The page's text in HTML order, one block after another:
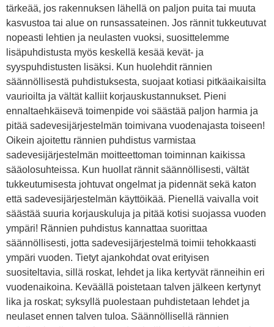
tärkeää, jos rakennuksen lähellä on paljon puita tai muuta
kasvustoa tai alue on runsassateinen. Jos rännit tukkeutuvat
nopeasti lehtien ja neulasten vuoksi, suosittelemme
lisäpuhdistusta myös keskellä kesää kevät- ja
syyspuhdistusten lisäksi. Kun huolehdit rännien
säännöllisestä puhdistuksesta, suojaat kotiasi pitkäaikaisilta
vaurioilta ja vältät kalliit korjauskustannukset. Pieni
ennaltaehkäisevä toimenpide voi säästää paljon harmia ja
pitää sadevesijärjestelmän toimivana vuodenajasta toiseen!
Oikein ajoitettu rännien puhdistus varmistaa
sadevesijärjestelmän moitteettoman toiminnan kaikissa
sääolosuhteissa. Kun huollat rännit säännöllisesti, vältät
tukkeutumisesta johtuvat ongelmat ja pidennät sekä katon
että sadevesijärjestelmän käyttöikää. Pienellä vaivalla voit
säästää suuria korjauskuluja ja pitää kotisi suojassa vuoden
ympäri! Rännien puhdistus kannattaa suorittaa
säännöllisesti, jotta sadevesijärjestelmä toimii tehokkaasti
ympäri vuoden. Tietyt ajankohdat ovat erityisen
suositeltavia, sillä roskat, lehdet ja lika kertyvät ränneihin eri
vuodenaikoina. Keväällä poistetaan talven jälkeen kertynyt
lika ja roskat; syksyllä puolestaan puhdistetaan lehdet ja
neulaset ennen talven tuloa. Säännöllisellä rännien